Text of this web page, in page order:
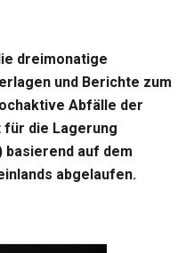
dreimonatige
und Berichte zum
Abfälle der
für die Lagerung
auf dem
abgelaufen.